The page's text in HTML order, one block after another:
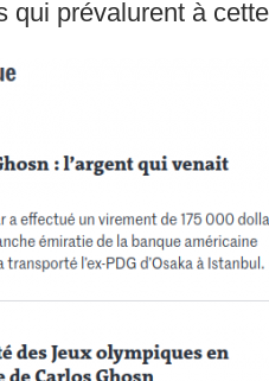
qui prévalurent à